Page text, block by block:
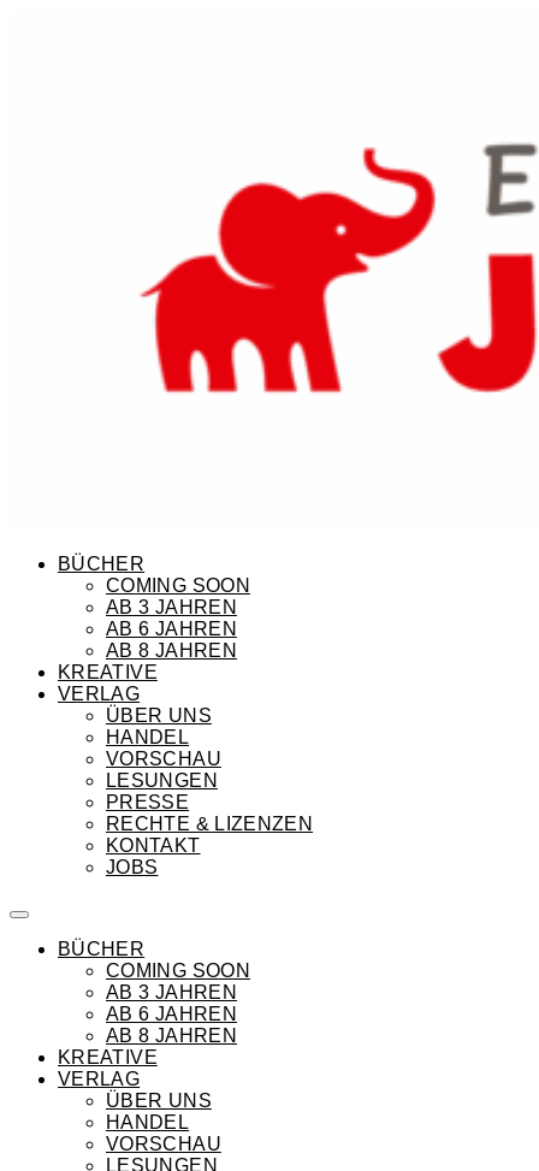
BÜCHER
COMING SOON
AB 3 JAHREN
AB 6 JAHREN
AB 8 JAHREN
KREATIVE
VERLAG
ÜBER UNS
HANDEL
VORSCHAU
LESUNGEN
PRESSE
RECHTE & LIZENZEN
KONTAKT
JOBS
BÜCHER
COMING SOON
AB 3 JAHREN
AB 6 JAHREN
AB 8 JAHREN
KREATIVE
VERLAG
ÜBER UNS
HANDEL
VORSCHAU
LESUNGEN